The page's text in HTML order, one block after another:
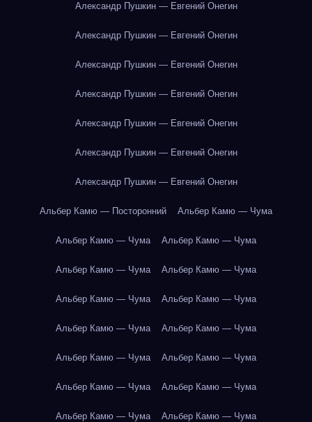
Александр Пушкин — Евгений Онегин
Александр Пушкин — Евгений Онегин
Александр Пушкин — Евгений Онегин
Александр Пушкин — Евгений Онегин
Александр Пушкин — Евгений Онегин
Александр Пушкин — Евгений Онегин
Александр Пушкин — Евгений Онегин
Альбер Камю — Посторонний Альбер Камю — Чума
Альбер Камю — Чума Альбер Камю — Чума
Альбер Камю — Чума Альбер Камю — Чума
Альбер Камю — Чума Альбер Камю — Чума
Альбер Камю — Чума Альбер Камю — Чума
Альбер Камю — Чума Альбер Камю — Чума
Альбер Камю — Чума Альбер Камю — Чума
Альбер Камю — Чума Альбер Камю — Чума